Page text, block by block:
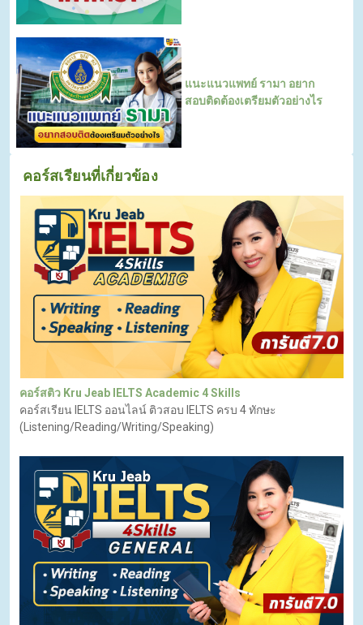
แนะแนวแพทย์ รามา อยาก
สอบติดต้องเตรียมตัวอย่างไร
คอร์สเรียนที่เกี่ยวข้อง
คอร์สติว Kru Jeab IELTS Academic 4 Skills
คอร์สเรียน IELTS ออนไลน์ ติวสอบ IELTS ครบ 4 ทักษะ
(Listening/Reading/Writing/Speaking)